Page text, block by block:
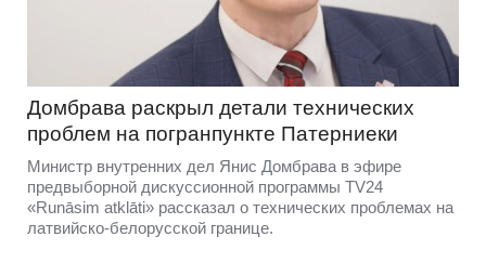
Домбравa раскрыл детали технических
проблем на погранпункте Патерниеки
Министр внутренних дел Янис Домбрава в эфире
предвыборной дискуссионной программы TV24
«Runāsim atklāti» рассказал о технических проблемах на
латвийско-белорусской границе.